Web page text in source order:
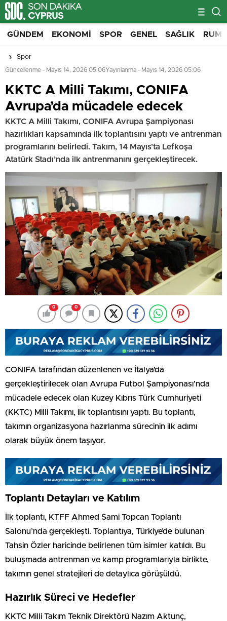
GÜNDEM EKONOMI SPOR GENEL SAĞLIK RUM
Spor
Güncellenme - Mayıs 14, 2026 05:06Yayınlanma - Mayıs 14, 2026 05:06
KKTC A Milli Takımı, CONIFA
Avrupa’da mücadele edecek
KKTC A Milli Takımı, CONIFA Avrupa Şampiyonası
hazırlıkları kapsamında ilk toplantısını yaptı ve antrenman
programlarını belirledi. Takım, 14 Mayıs’ta Lefkoşa
Atatürk Stadı’nda ilk antrenmanını gerçekleştirecek.
0 0
CONIFA tarafından düzenlenen ve İtalya’da
gerçekleştirilecek olan Avrupa Futbol Şampiyonası’nda
mücadele edecek olan Kuzey Kıbrıs Türk Cumhuriyeti
(KKTC) Milli Takımı, ilk toplantısını yaptı. Bu toplantı,
takımın organizasyona hazırlanma sürecinin ilk adımı
olarak büyük önem taşıyor.
Toplantı Detayları ve Katılım
İlk toplantı, KTFF Ahmed Sami Topcan Toplantı
Salonu’nda gerçekleşti. Toplantıya, Türkiye’de bulunan
Tahsin Özler haricinde belirlenen tüm isimler katıldı. Bu
buluşmada antrenman ve kamp programlarıyla birlikte,
takımın genel stratejileri de detaylıca görüşüldü.
Hazırlık Süreci ve Hedefler
KKTC Milli Takım Teknik Direktörü Nazım Aktunç,